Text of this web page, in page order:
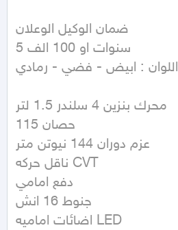
ضمان الوكيل الوعلان
5 سنوات او 100 الف
اللوان : ابيض - فضي - رمادي
محرك بنزين 4 سلندر 1.5 لتر
115 حصان
عزم دوران 144 نيوتن متر
ناقل حركه CVT
دفع امامي
جنوط 16 انش
اضائات اماميه LED